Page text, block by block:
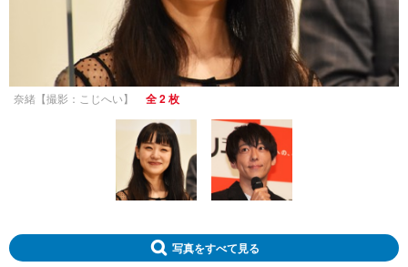
奈緒【撮影：こじへい】 全 2 枚
写真をすべて見る